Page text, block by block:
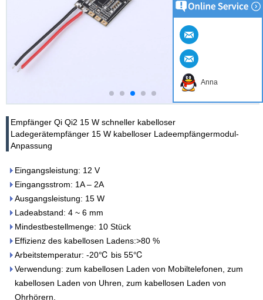
Empfänger Qi Qi2 15 W schneller kabelloser
Ladegerätempfänger 15 W kabelloser Ladeempfängermodul-
Anpassung
Eingangsleistung: 12 V
Eingangsstrom: 1A – 2A
Ausgangsleistung: 15 W
Ladeabstand: 4 ~ 6 mm
Mindestbestellmenge: 10 Stück
Effizienz des kabellosen Ladens:>80 %
Arbeitstemperatur: -20℃ bis 55℃
Verwendung: zum kabellosen Laden von Mobiltelefonen, zum
kabellosen Laden von Uhren, zum kabellosen Laden von
Ohrhörern,
Anna